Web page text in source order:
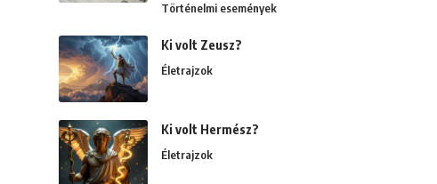
Történelmi események
Ki volt Zeusz?
Életrajzok
Ki volt Hermész?
Életrajzok